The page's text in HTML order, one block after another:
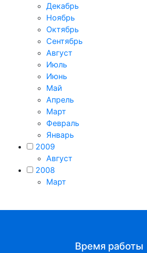
Декабрь
Ноябрь
Октябрь
Сентябрь
Август
Июль
Июнь
Май
Апрель
Март
Февраль
Январь
2009
Август
2008
Март
Время работы